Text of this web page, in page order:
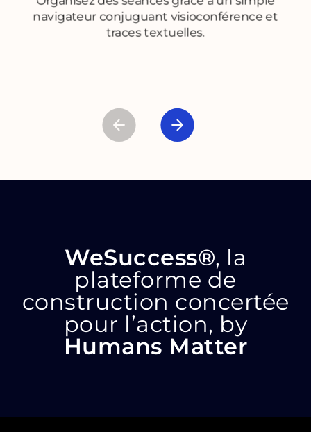
navigateur conjuguant visioconférence et
traces textuelles.
WeSuccess®, la
plateforme de
construction concertée
pour l’action, by
Humans Matter